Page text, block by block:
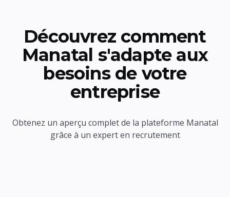
Découvrez comment
Manatal s'adapte aux
besoins de votre
entreprise
Obtenez un aperçu complet de la plateforme Manatal
grâce à un expert en recrutement